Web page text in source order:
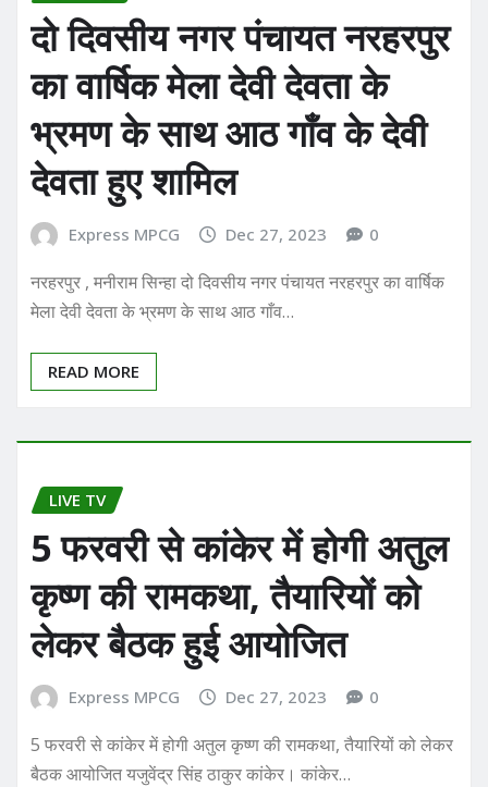
दो दिवसीय नगर पंचायत नरहरपुर
का वार्षिक मेला देवी देवता के
भ्रमण के साथ आठ गाँव के देवी
देवता हुए शामिल
Express MPCG Dec 27, 2023 0
नरहरपुर , मनीराम सिन्हा दो दिवसीय नगर पंचायत नरहरपुर का वार्षिक
मेला देवी देवता के भ्रमण के साथ आठ गाँव…
READ MORE
LIVE TV
5 फरवरी से कांकेर में होगी अतुल
कृष्ण की रामकथा, तैयारियों को
लेकर बैठक हुई आयोजित
Express MPCG Dec 27, 2023 0
5 फरवरी से कांकेर में होगी अतुल कृष्ण की रामकथा, तैयारियों को लेकर
बैठक आयोजित यजुवेंद्र सिंह ठाकुर कांकेर। कांकेर…